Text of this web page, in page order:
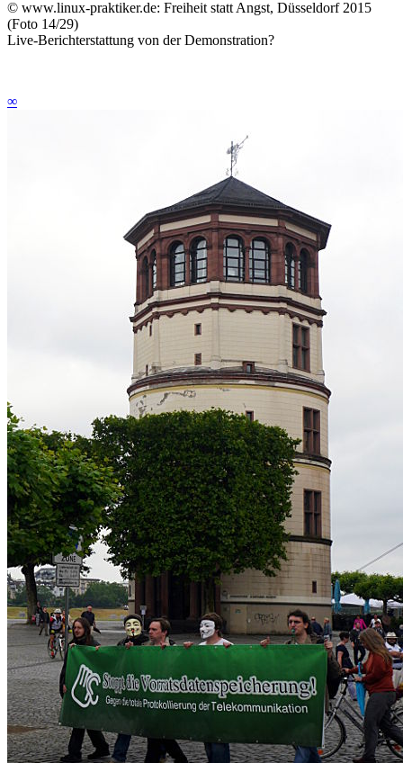
© www.linux-praktiker.de: Freiheit statt Angst, Düsseldorf 2015
(Foto 14/29)
Live-Berichterstattung von der Demonstration?
∞